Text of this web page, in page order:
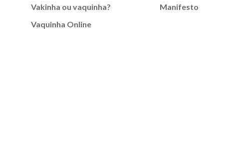
Vakinha ou vaquinha?
Vaquinha Online
Manifesto